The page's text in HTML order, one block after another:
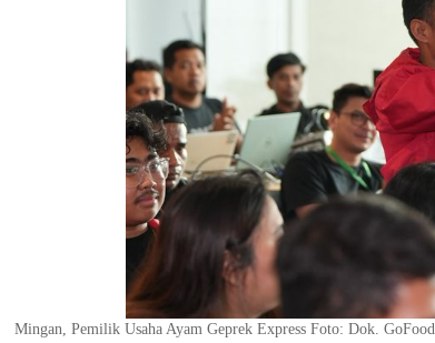
Mingan, Pemilik Usaha Ayam Geprek Express Foto: Dok. GoFood